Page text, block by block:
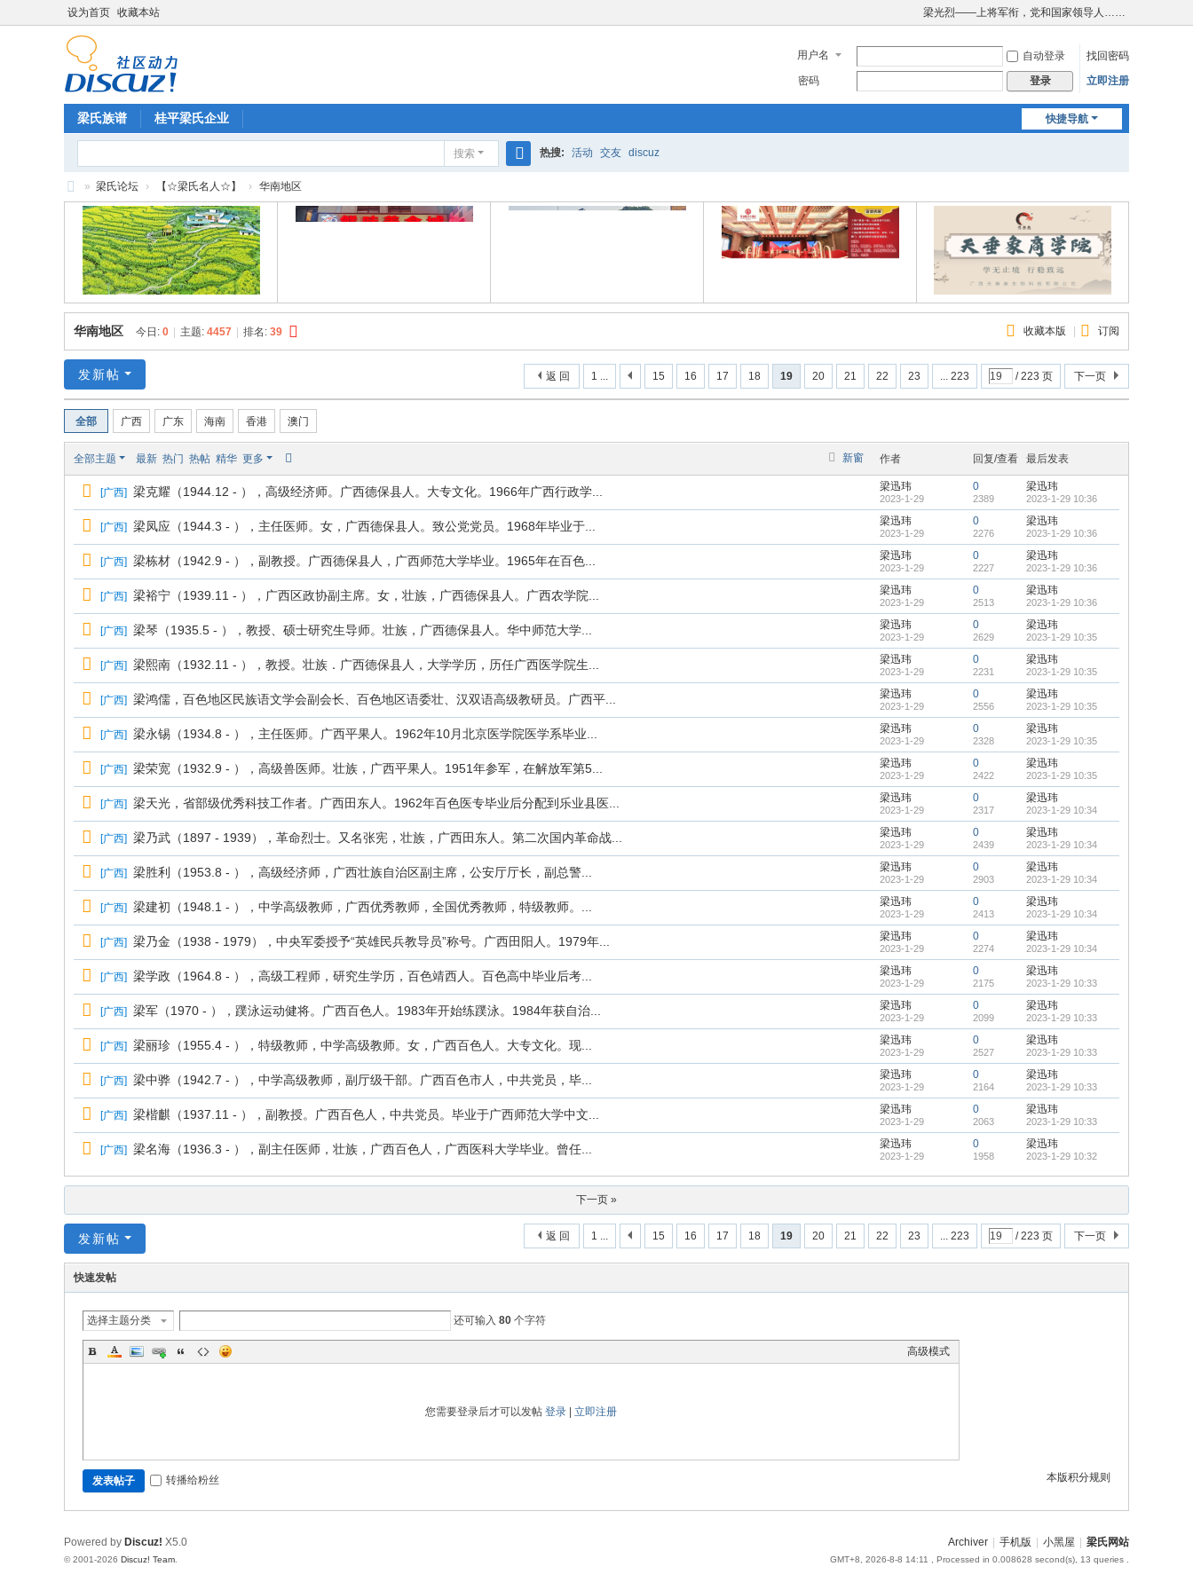
设为首页 收藏本站 梁光烈——上将军衔，党和国家领导人……
用户名 自动登录
找回密码
密码
登录 立即注册
快捷导航
梁氏族谱 桂平梁氏企业
搜索
索
热搜: 活动 交友 discuz
» 梁氏论坛 › 【☆梁氏名人☆】 › 华南地区
收藏本版 订阅
华南地区 今日: 0 主题: 4457 排名: 39
1 ... 15 16 17 18 19 20 21 22 23 ... 223 / 223 页 下一页
返 回
发新帖
全部 广西 广东 海南 香港 澳门
新窗
全部主题 最新 热门 热帖 精华 更多 作者 回复/查看 最后发表
[广西] 梁克耀（1944.12 - ），高级经济师。广西德保县人。大专文化。1966年广西行政学... 梁迅玮
2023-1-29
0
2389
梁迅玮
2023-1-29 10:36
[广西] 梁凤应（1944.3 - ），主任医师。女，广西德保县人。致公党党员。1968年毕业于... 梁迅玮
2023-1-29
0
2276
梁迅玮
2023-1-29 10:36
[广西] 梁栋材（1942.9 - ），副教授。广西德保县人，广西师范大学毕业。1965年在百色... 梁迅玮
2023-1-29
0
2227
梁迅玮
2023-1-29 10:36
[广西] 梁裕宁（1939.11 - ），广西区政协副主席。女，壮族，广西德保县人。广西农学院... 梁迅玮
2023-1-29
0
2513
梁迅玮
2023-1-29 10:36
[广西] 梁琴（1935.5 - ），教授、硕士研究生导师。壮族，广西德保县人。华中师范大学... 梁迅玮
2023-1-29
0
2629
梁迅玮
2023-1-29 10:35
[广西] 梁熙南（1932.11 - ），教授。壮族．广西德保县人，大学学历，历任广西医学院生... 梁迅玮
2023-1-29
0
2231
梁迅玮
2023-1-29 10:35
[广西] 梁鸿儒，百色地区民族语文学会副会长、百色地区语委壮、汉双语高级教研员。广西平... 梁迅玮
2023-1-29
0
2556
梁迅玮
2023-1-29 10:35
[广西] 梁永锡（1934.8 - ），主任医师。广西平果人。1962年10月北京医学院医学系毕业... 梁迅玮
2023-1-29
0
2328
梁迅玮
2023-1-29 10:35
[广西] 梁荣宽（1932.9 - ），高级兽医师。壮族，广西平果人。1951年参军，在解放军第5... 梁迅玮
2023-1-29
0
2422
梁迅玮
2023-1-29 10:35
[广西] 梁天光，省部级优秀科技工作者。广西田东人。1962年百色医专毕业后分配到乐业县医... 梁迅玮
2023-1-29
0
2317
梁迅玮
2023-1-29 10:34
[广西] 梁乃武（1897 - 1939），革命烈士。又名张宪，壮族，广西田东人。第二次国内革命战... 梁迅玮
2023-1-29
0
2439
梁迅玮
2023-1-29 10:34
[广西] 梁胜利（1953.8 - ），高级经济师，广西壮族自治区副主席，公安厅厅长，副总警... 梁迅玮
2023-1-29
0
2903
梁迅玮
2023-1-29 10:34
[广西] 梁建初（1948.1 - ），中学高级教师，广西优秀教师，全国优秀教师，特级教师。... 梁迅玮
2023-1-29
0
2413
梁迅玮
2023-1-29 10:34
[广西] 梁乃金（1938 - 1979），中央军委授予“英雄民兵教导员”称号。广西田阳人。1979年... 梁迅玮
2023-1-29
0
2274
梁迅玮
2023-1-29 10:34
[广西] 梁学政（1964.8 - ），高级工程师，研究生学历，百色靖西人。百色高中毕业后考... 梁迅玮
2023-1-29
0
2175
梁迅玮
2023-1-29 10:33
[广西] 梁军（1970 - ），蹼泳运动健将。广西百色人。1983年开始练蹼泳。1984年获自治... 梁迅玮
2023-1-29
0
2099
梁迅玮
2023-1-29 10:33
[广西] 梁丽珍（1955.4 - ），特级教师，中学高级教师。女，广西百色人。大专文化。现... 梁迅玮
2023-1-29
0
2527
梁迅玮
2023-1-29 10:33
[广西] 梁中骅（1942.7 - ），中学高级教师，副厅级干部。广西百色市人，中共党员，毕... 梁迅玮
2023-1-29
0
2164
梁迅玮
2023-1-29 10:33
[广西] 梁楷麒（1937.11 - ），副教授。广西百色人，中共党员。毕业于广西师范大学中文... 梁迅玮
2023-1-29
0
2063
梁迅玮
2023-1-29 10:33
[广西] 梁名海（1936.3 - ），副主任医师，壮族，广西百色人，广西医科大学毕业。曾任... 梁迅玮
2023-1-29
0
1958
梁迅玮
2023-1-29 10:32
下一页 »
1 ... 15 16 17 18 19 20 21 22 23 ... 223 / 223 页 下一页
返 回
发新帖
快速发帖
选择主题分类 还可输入 80 个字符
高级模式
您需要登录后才可以发帖 登录 立即注册
本版积分规则
发表帖子 转播给粉丝
Archiver 手机版 小黑屋 梁氏网站
GMT+8, 2026-8-8 14:11 , Processed in 0.008628 second(s), 13 queries .
Powered by Discuz! X5.0
© 2001-2026 Discuz! Team